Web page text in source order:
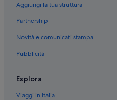
Vienna: Hotel per fare shopping
Vienna: Hotel con servizio concierge
Vienna: Hotel con piscina
Vienna: Hotel con casinò
Vienna: Hotel per famiglie
Aggiungi la tua struttura
Partnership
Novità e comunicati stampa
Pubblicità
Esplora
Viaggi in Italia